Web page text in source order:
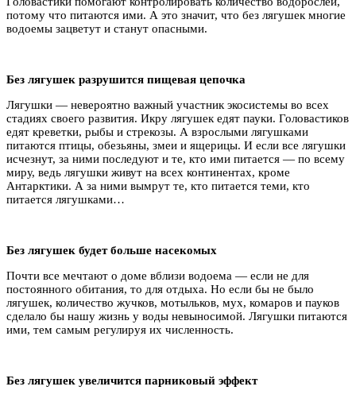
потому что питаются ими. А это значит, что без лягушек многие
водоемы зацветут и станут опасными.
Без лягушек разрушится пищевая цепочка
Лягушки — невероятно важный участник экосистемы во всех
стадиях своего развития. Икру лягушек едят пауки. Головастиков
едят креветки, рыбы и стрекозы. А взрослыми лягушками
питаются птицы, обезьяны, змеи и ящерицы. И если все лягушки
исчезнут, за ними последуют и те, кто ими питается — по всему
миру, ведь лягушки живут на всех континентах, кроме
Антарктики. А за ними вымрут те, кто питается теми, кто
питается лягушками…
Без лягушек будет больше насекомых
Почти все мечтают о доме вблизи водоема — если не для
постоянного обитания, то для отдыха. Но если бы не было
лягушек, количество жучков, мотыльков, мух, комаров и пауков
сделало бы нашу жизнь у воды невыносимой. Лягушки питаются
ими, тем самым регулируя их численность.
Без лягушек увеличится парниковый эффект